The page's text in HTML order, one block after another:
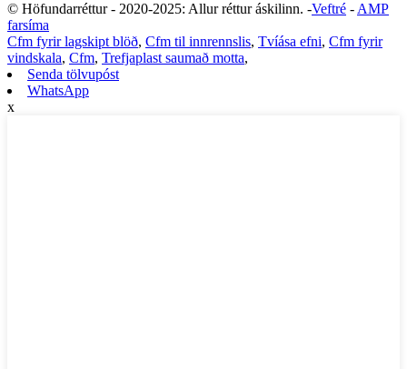
© Höfundarréttur - 2020-2025: Allur réttur áskilinn. -Veftré - AMP
farsíma
Cfm fyrir lagskipt blöð, Cfm til innrennslis, Tvíása efni, Cfm fyrir
vindskala, Cfm, Trefjaplast saumað motta,
Senda tölvupóst
WhatsApp
x